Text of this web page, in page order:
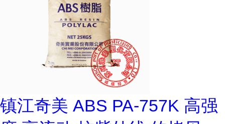
镇江奇美 ABS PA-757K 高强